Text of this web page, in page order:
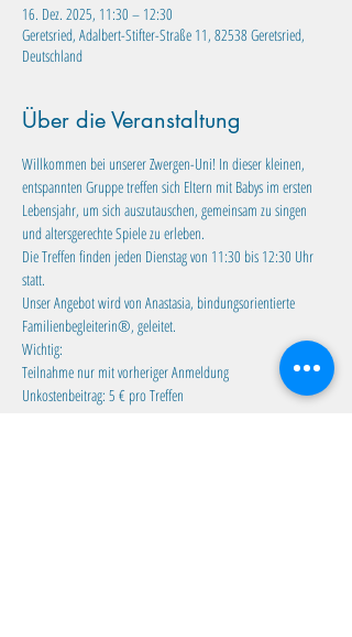
16. Dez. 2025, 11:30 – 12:30
Geretsried, Adalbert-Stifter-Straße 11, 82538 Geretsried,
Deutschland
Über die Veranstaltung
Willkommen bei unserer Zwergen-Uni! In dieser kleinen,
entspannten Gruppe treffen sich Eltern mit Babys im ersten
Lebensjahr, um sich auszutauschen, gemeinsam zu singen
und altersgerechte Spiele zu erleben.
Die Treffen finden jeden Dienstag von 11:30 bis 12:30 Uhr
statt.
Unser Angebot wird von Anastasia, bindungsorientierte
Familienbegleiterin®, geleitet.
Wichtig:
Teilnahme nur mit vorheriger Anmeldung
Unkostenbeitrag: 5 € pro Treffen